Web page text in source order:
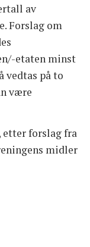
av
Forslag om
etaten minst
vedtas på to
være
forslag fra
midler